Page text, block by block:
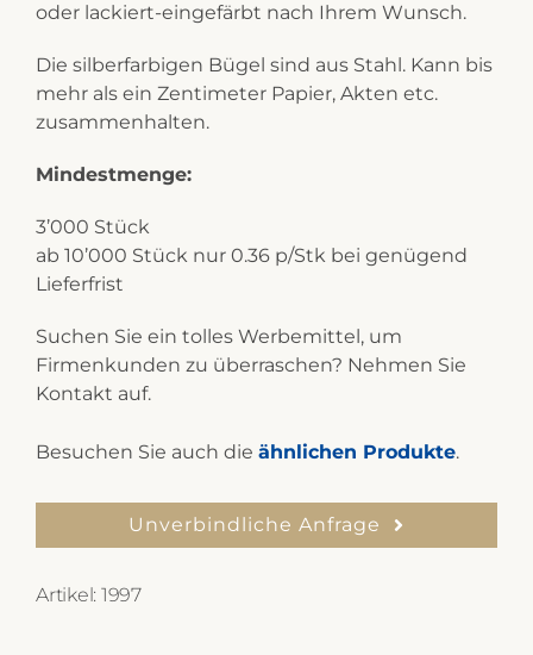
oder lackiert-eingefärbt nach Ihrem Wunsch.
Die silberfarbigen Bügel sind aus Stahl. Kann bis
mehr als ein Zentimeter Papier, Akten etc.
zusammenhalten.
Mindestmenge:
3’000 Stück
ab 10’000 Stück nur 0.36 p/Stk bei genügend
Lieferfrist
Suchen Sie ein tolles Werbemittel, um
Firmenkunden zu überraschen? Nehmen Sie
Kontakt auf.
Besuchen Sie auch die ähnlichen Produkte.
Unverbindliche Anfrage
Artikel: 1997